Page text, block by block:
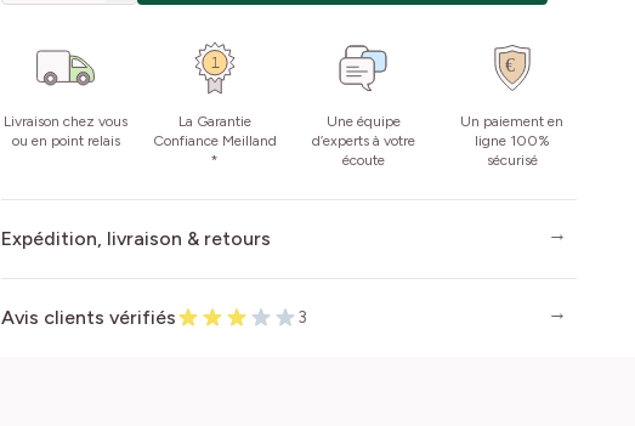
Livraison chez vous
ou en point relais
La Garantie
Confiance Meilland
*
Une équipe
d’experts à votre
écoute
Un paiement en
ligne 100%
sécurisé
Expédition, livraison & retours
Avis clients vérifiés 3